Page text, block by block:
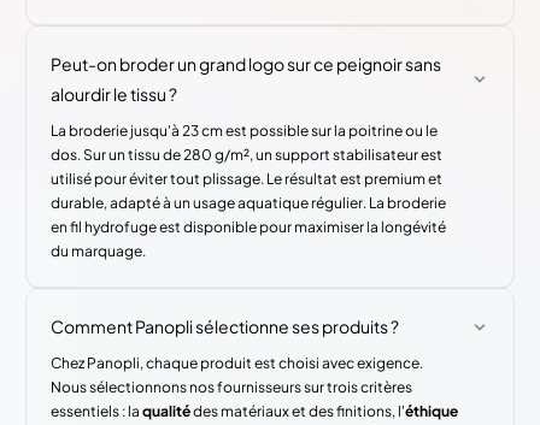
Peut-on broder un grand logo sur ce peignoir sans
alourdir le tissu ?
La broderie jusqu'à 23 cm est possible sur la poitrine ou le
dos. Sur un tissu de 280 g/m², un support stabilisateur est
utilisé pour éviter tout plissage. Le résultat est premium et
durable, adapté à un usage aquatique régulier. La broderie
en fil hydrofuge est disponible pour maximiser la longévité
du marquage.
Comment Panopli sélectionne ses produits ?
Chez Panopli, chaque produit est choisi avec exigence.
Nous sélectionnons nos fournisseurs sur trois critères
essentiels : laqualitédes matériaux et des finitions, l'éthique